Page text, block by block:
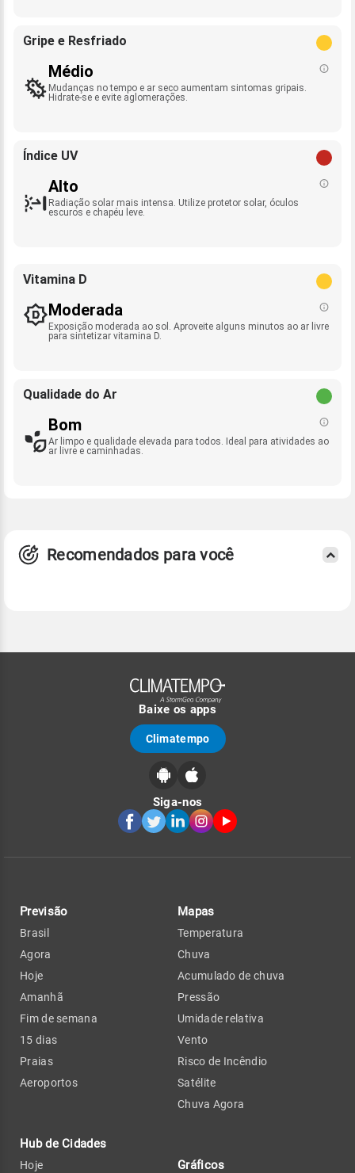
Gripe e Resfriado
Médio
Mudanças no tempo e ar seco aumentam sintomas gripais.
Hidrate-se e evite aglomerações.
Índice UV
Alto
Radiação solar mais intensa. Utilize protetor solar, óculos
escuros e chapéu leve.
Vitamina D
Moderada
Exposição moderada ao sol. Aproveite alguns minutos ao ar livre
para sintetizar vitamina D.
Qualidade do Ar
Bom
Ar limpo e qualidade elevada para todos. Ideal para atividades ao
ar livre e caminhadas.
Recomendados para você
Baixe os apps
Climatempo
Siga-nos
Previsão
Brasil
Agora
Hoje
Amanhã
Fim de semana
15 dias
Praias
Aeroportos
Hub de Cidades
Hoje
Mapas
Temperatura
Chuva
Acumulado de chuva
Pressão
Umidade relativa
Vento
Risco de Incêndio
Satélite
Chuva Agora
Gráficos